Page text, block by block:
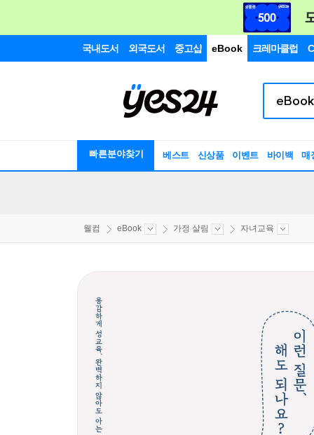
국내도서 외국도서 중고샵 eBook 크레마클럽
빠른분야찾기 베스트 신상품 이벤트 바이백 매
웰컴 eBook 가정 살림 자녀교육